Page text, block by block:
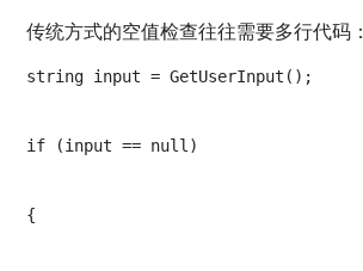
传统方式的空值检查往往需要多行代码：
string input = GetUserInput();
if (input == null)
{